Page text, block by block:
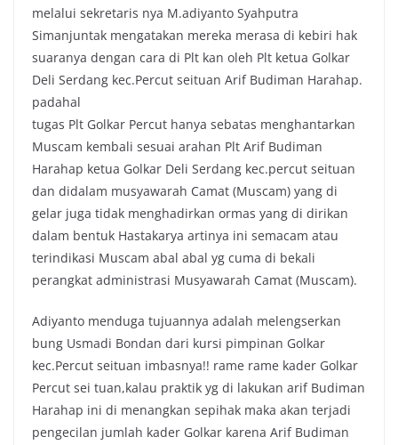
melalui sekretaris nya M.adiyanto Syahputra
Simanjuntak mengatakan mereka merasa di kebiri hak
suaranya dengan cara di Plt kan oleh Plt ketua Golkar
Deli Serdang kec.Percut seituan Arif Budiman Harahap.
padahal
tugas Plt Golkar Percut hanya sebatas menghantarkan
Muscam kembali sesuai arahan Plt Arif Budiman
Harahap ketua Golkar Deli Serdang kec.percut seituan
dan didalam musyawarah Camat (Muscam) yang di
gelar juga tidak menghadirkan ormas yang di dirikan
dalam bentuk Hastakarya artinya ini semacam atau
terindikasi Muscam abal abal yg cuma di bekali
perangkat administrasi Musyawarah Camat (Muscam).
Adiyanto menduga tujuannya adalah melengserkan
bung Usmadi Bondan dari kursi pimpinan Golkar
kec.Percut seituan imbasnya!! rame rame kader Golkar
Percut sei tuan,kalau praktik yg di lakukan arif Budiman
Harahap ini di menangkan sepihak maka akan terjadi
pengecilan jumlah kader Golkar karena Arif Budiman